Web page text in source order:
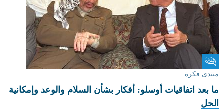
منتدى فكرة
منتدى فكرة
ما بعد اتفاقيات أوسلو: أفكار بشأن السلام والوعد وإمكانية
الحل